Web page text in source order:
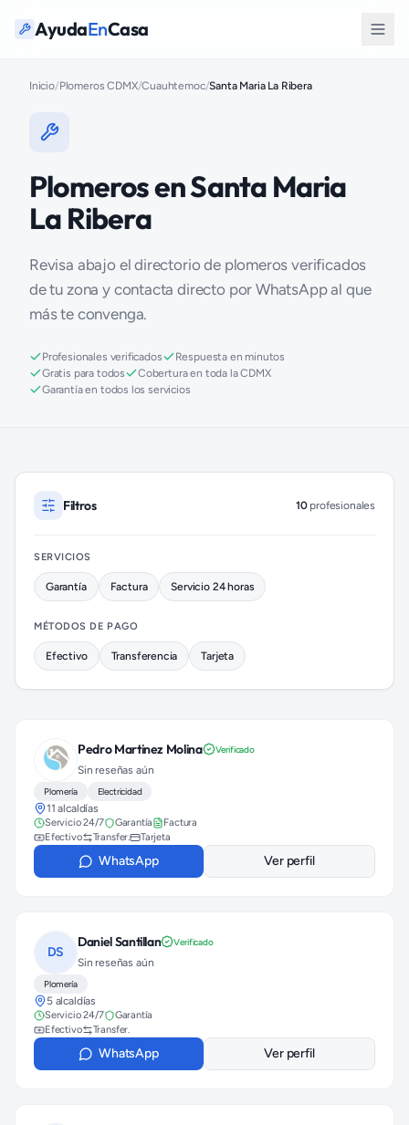
AyudaEnCasa
Inicio/Plomeros CDMX/Cuauhtemoc/Santa Maria La Ribera
Plomeros en Santa Maria
La Ribera
Revisa abajo el directorio de plomeros verificados
de tu zona y contacta directo por WhatsApp al que
más te convenga.
Profesionales verificados
Respuesta en minutos
Gratis para todos
Cobertura en toda la CDMX
Garantía en todos los servicios
Plomeros disponibles en Cuauhtémoc (colonia Santa María la
Filtros 10 profesionales
SERVICIOS
Garantía Factura Servicio 24 horas
MÉTODOS DE PAGO
Efectivo Transferencia Tarjeta
Pedro Martinez Molina Verificado
Sin reseñas aún
Plomería Electricidad
11 alcaldías
Servicio 24/7 Garantía
Factura
Efectivo
Transfer. Tarjeta
WhatsApp Ver perfil
DS
Daniel Santillan Verificado
Sin reseñas aún
Plomería
5 alcaldías
Servicio 24/7
Garantía
Efectivo
Transfer.
WhatsApp Ver perfil